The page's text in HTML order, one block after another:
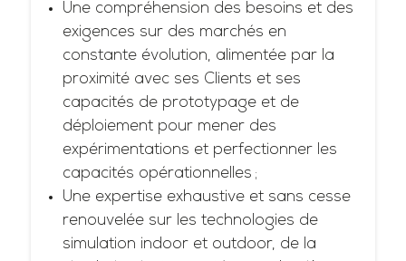
Une compréhension des besoins et des
exigences sur des marchés en
constante évolution, alimentée par la
proximité avec ses Clients et ses
capacités de prototypage et de
déploiement pour mener des
expérimentations et perfectionner les
capacités opérationnelles ;
Une expertise exhaustive et sans cesse
renouvelée sur les technologies de
simulation indoor et outdoor, de la